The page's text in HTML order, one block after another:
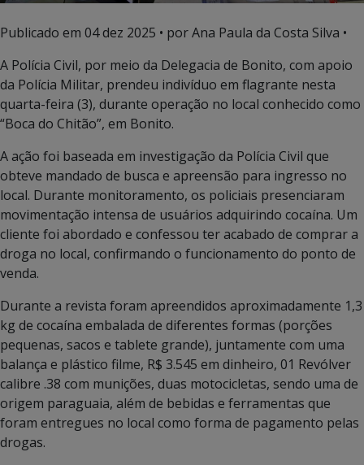
Publicado em 04 dez 2025 • por Ana Paula da Costa Silva •
A Polícia Civil, por meio da Delegacia de Bonito, com apoio
da Polícia Militar, prendeu indivíduo em flagrante nesta
quarta-feira (3), durante operação no local conhecido como
“Boca do Chitão”, em Bonito.
A ação foi baseada em investigação da Polícia Civil que
obteve mandado de busca e apreensão para ingresso no
local. Durante monitoramento, os policiais presenciaram
movimentação intensa de usuários adquirindo cocaína. Um
cliente foi abordado e confessou ter acabado de comprar a
droga no local, confirmando o funcionamento do ponto de
venda.
Durante a revista foram apreendidos aproximadamente 1,3
kg de cocaína embalada de diferentes formas (porções
pequenas, sacos e tablete grande), juntamente com uma
balança e plástico filme, R$ 3.545 em dinheiro, 01 Revólver
calibre .38 com munições, duas motocicletas, sendo uma de
origem paraguaia, além de bebidas e ferramentas que
foram entregues no local como forma de pagamento pelas
drogas.